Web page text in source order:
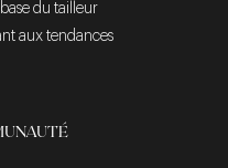
du tailleur
aux tendances